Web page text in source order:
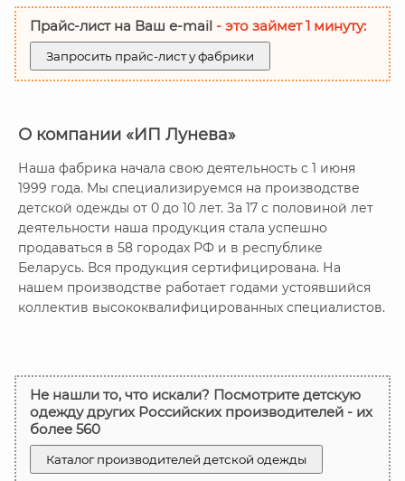
Прайс-лист на Ваш е-mail - это займет 1 минуту:
Запросить прайс-лист у фабрики
О компании «ИП Лунева»
Наша фабрика начала свою деятельность с 1 июня
1999 года. Мы специализируемся на производстве
детской одежды от 0 до 10 лет. За 17 с половиной лет
деятельности наша продукция стала успешно
продаваться в 58 городах РФ и в республике
Беларусь. Вся продукция сертифицирована. На
нашем производстве работает годами устоявшийся
коллектив высококвалифицированных специалистов.
Не нашли то, что искали? Посмотрите детскую
одежду других Российских производителей - их
более 560
Каталог производителей детской одежды